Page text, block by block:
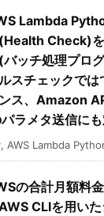
Lambda
Check)
(バッチ処理プロ
スチェックで
ス、Amazon
ラメタ送信に
AWS Lambda
の合計月額料
CLIを用い